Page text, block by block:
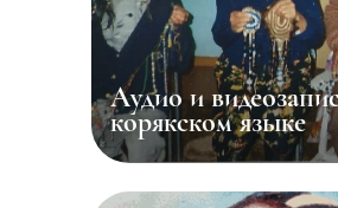
Аудио и
корякском языке